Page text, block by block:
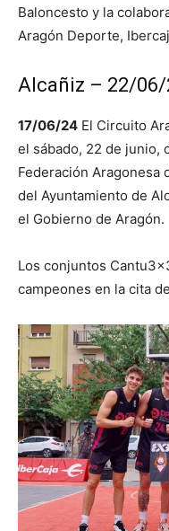
Baloncesto y la
Aragón Deporte,
Alcañiz – 22/06/
17/06/24 El Circuito
el sábado, 22 de junio,
Federación Aragonesa
del Ayuntamiento de
el Gobierno de Aragón.
Los conjuntos
campeones en la cita